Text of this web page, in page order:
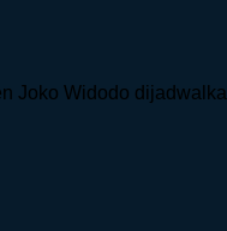
Joko Widodo